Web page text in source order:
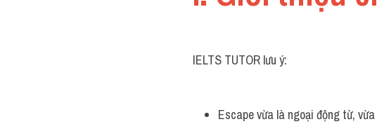
IELTS TUTOR lưu ý:
Escape vừa là ngoại động từ,